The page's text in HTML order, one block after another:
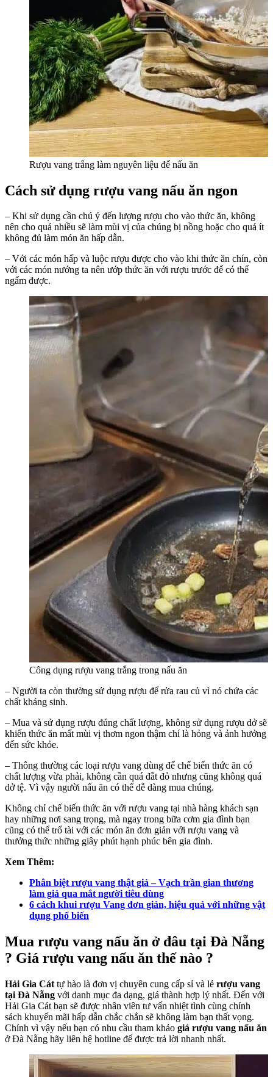
Rượu vang trắng làm nguyên liệu để nấu ăn
Cách sử dụng rượu vang nấu ăn ngon
– Khi sử dụng cần chú ý đến lượng rượu cho vào thức ăn, không
nên cho quá nhiều sẽ làm mùi vị của chúng bị nồng hoặc cho quá ít
không đủ làm món ăn hấp dẫn.
– Với các món hấp và luộc rượu được cho vào khi thức ăn chín, còn
với các món nướng ta nên ướp thức ăn với rượu trước để có thể
ngấm được.
Công dụng rượu vang trắng trong nấu ăn
– Người ta còn thường sử dụng rượu để rửa rau củ vì nó chứa các
chất kháng sinh.
– Mua và sử dụng rượu đúng chất lượng, không sử dụng rượu dở sẽ
khiến thức ăn mất mùi vị thơm ngon thậm chí là hỏng và ảnh hưởng
đến sức khỏe.
– Thông thường các loại rượu vang dùng để chế biến thức ăn có
chất lượng vừa phải, không cần quá đắt đỏ nhưng cũng không quá
dở tệ. Vì vậy người nấu ăn có thể dễ dàng mua chúng.
Không chỉ chế biến thức ăn với rượu vang tại nhà hàng khách sạn
hay những nơi sang trọng, mà ngay trong bữa cơm gia đình bạn
cũng có thể trổ tài với các món ăn đơn giản với rượu vang và
thưởng thức những giây phút hạnh phúc bên gia đình.
Xem Thêm:
Phân biệt rượu vang thật giả – Vạch trần gian thương
làm giả qua mắt người tiêu dùng
6 cách khui rượu Vang đơn giản, hiệu quả với những vật
dụng phổ biến
Mua rượu vang nấu ăn ở đâu tại Đà Nẵng
? Giá rượu vang nấu ăn thế nào ?
Hải Gia Cát tự hào là đơn vị chuyên cung cấp sỉ và lẻ rượu vang
tại Đà Nẵng với danh mục đa dạng, giá thành hợp lý nhất. Đến với
Hải Gia Cát bạn sẽ được nhân viên tư vấn nhiệt tình cùng chính
sách khuyến mãi hấp dẫn chắc chắn sẽ không làm bạn thất vọng.
Chính vì vậy nếu bạn có nhu cầu tham khảo giá rượu vang nấu ăn
ở Đà Nẵng hãy liên hệ hotline để được trả lời nhanh nhất.